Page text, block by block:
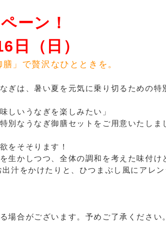
ーン！
日（日）
」で贅沢なひとときを。
ぎは、暑い夏を元気に乗り切るための特
しいうなぎを楽しみたい」
別なうなぎ御膳セットをご用意いたしま
をそそります！
生かしつつ、全体の調和を考えた味付け
汁をかけたりと、ひつまぶし風にアレ
場合がございます。予めご了承ください